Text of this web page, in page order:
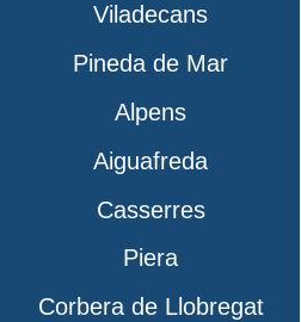
Viladecans
Pineda de Mar
Alpens
Aiguafreda
Casserres
Piera
Corbera de Llobregat